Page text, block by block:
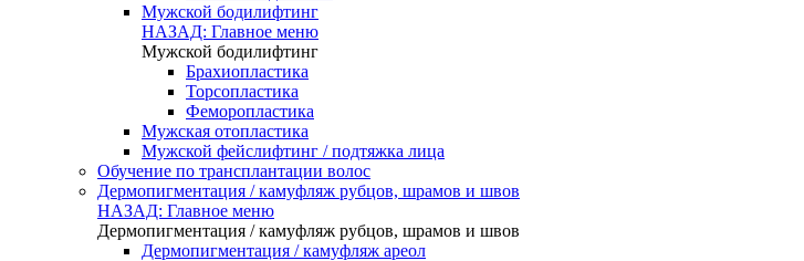
Мужской бодилифтинг
НАЗАД: Главное меню
Мужской бодилифтинг
Брахиопластика
Торсопластика
Феморопластика
Мужская отопластика
Мужской фейслифтинг / подтяжка лица
Обучение по трансплантации волос
Дермопигментация / камуфляж рубцов, шрамов и швов
НАЗАД: Главное меню
Дермопигментация / камуфляж рубцов, шрамов и швов
Дермопигментация / камуфляж ареол